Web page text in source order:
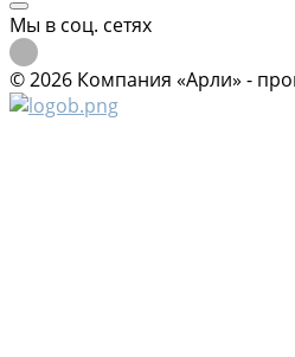
Мы в соц. сетях
© 2026 Компания «Арли» -